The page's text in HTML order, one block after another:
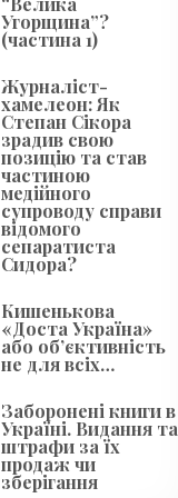
Угорщина”?
(частина 1)
Журналіст-
хамелеон: Як
Степан Сікора
зрадив свою
позицію та став
частиною
медійного
супроводу справи
відомого
сепаратиста
Сидора?
Кишенькова
«Доста Україна»
або об’єктивність
не для всіх…
Заборонені книги в
Україні. Видання та
штрафи за їх
продаж чи
зберігання